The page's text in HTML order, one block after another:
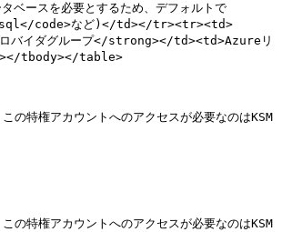
ースを必要とするため、デフォルトで
psql</code>など)</td></tr><tr><td>
イダグループ</strong></td><td>Azureリ
tbody></table>
の特権アカウントへのアクセスが必要なのはKSM
の特権アカウントへのアクセスが必要なのはKSM